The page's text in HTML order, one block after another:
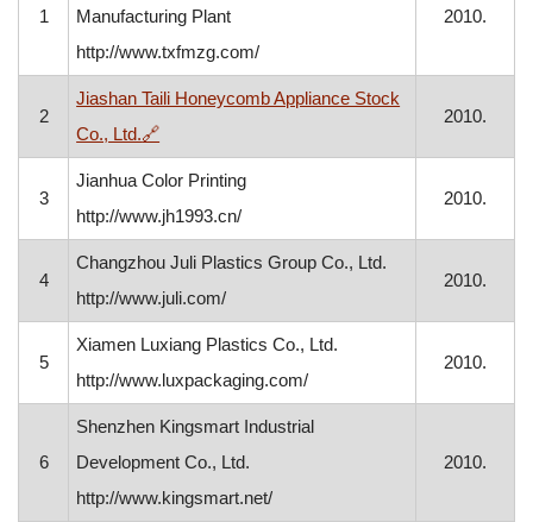
1
Manufacturing Plant
http://www.txfmzg.com/
2010.
2
Jiashan Taili Honeycomb Appliance Stock
Co., Ltd.🔗, otvara se u novom prozoru
2010.
3
Jianhua Color Printing
http://www.jh1993.cn/
2010.
4
Changzhou Juli Plastics Group Co., Ltd.
http://www.juli.com/
2010.
5
Xiamen Luxiang Plastics Co., Ltd.
http://www.luxpackaging.com/
2010.
6
Shenzhen Kingsmart Industrial
Development Co., Ltd.
http://www.kingsmart.net/
2010.